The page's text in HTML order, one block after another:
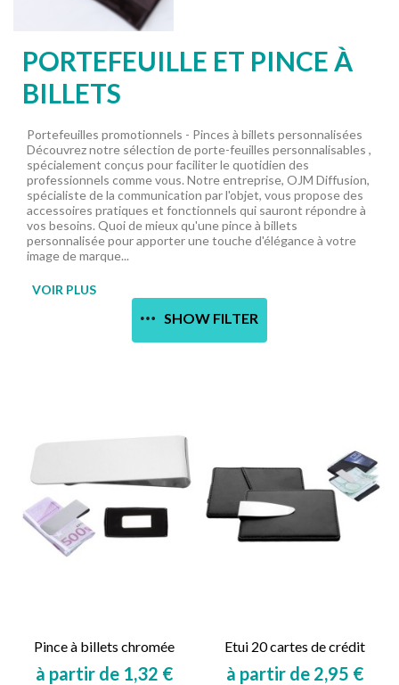
PORTEFEUILLE ET PINCE À
BILLETS
Portefeuilles promotionnels - Pinces à billets personnalisées
Découvrez notre sélection de porte-feuilles personnalisables ,
spécialement conçus pour faciliter le quotidien des
professionnels comme vous. Notre entreprise, OJM Diffusion,
spécialiste de la communication par l'objet, vous propose des
accessoires pratiques et fonctionnels qui sauront répondre à
vos besoins. Quoi de mieux qu'une pince à billets
personnalisée pour apporter une touche d'élégance à votre
image de marque...
VOIR PLUS
SHOW FILTER
Pince à billets chromée
à partir de 1,32 €
Etui 20 cartes de crédit
à partir de 2,95 €